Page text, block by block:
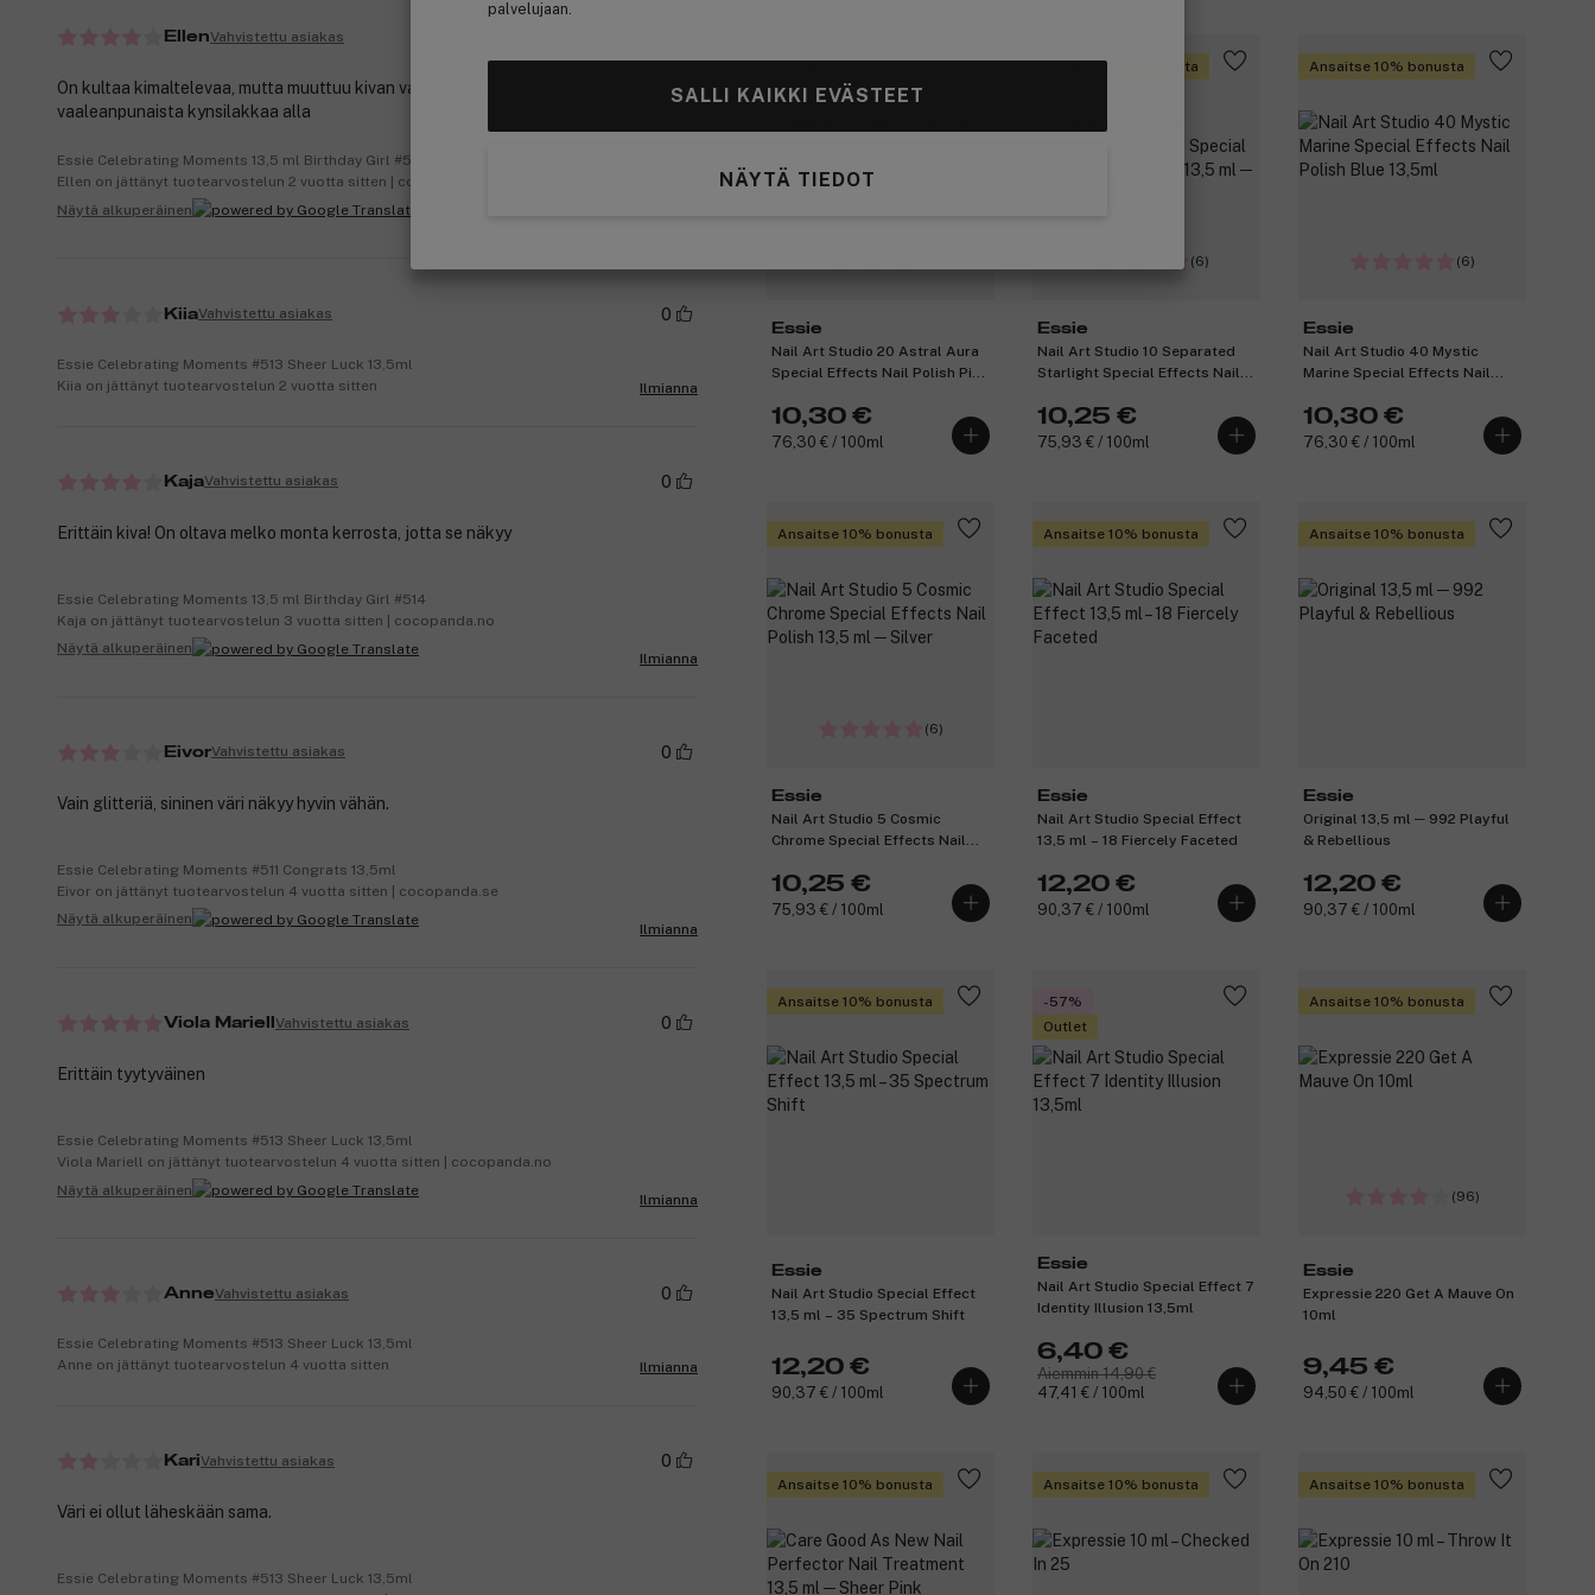
palvelujaan.
SALLI KAIKKI EVÄSTEET
NÄYTÄ TIEDOT
Ansaitse 10% bonusta
Essie
Nail Art Studio 20 Astral Aura
Special Effects Nail Polish Pink
10,30 €
76,30 € / 100ml
Ansaitse 10% bonusta
(6)
Essie
Nail Art Studio 10 Separated
Starlight Special Effects Nail
10,25 €
75,93 € / 100ml
Ansaitse 10% bonusta
(6)
Essie
Nail Art Studio 40 Mystic
Marine Special Effects Nail
10,30 €
76,30 € / 100ml
Ansaitse 10% bonusta
(6)
Essie
Nail Art Studio 5 Cosmic
Chrome Special Effects Nail
10,25 €
75,93 € / 100ml
Ansaitse 10% bonusta
Essie
Nail Art Studio Special Effect
13,5 ml – 18 Fiercely Faceted
12,20 €
90,37 € / 100ml
Ansaitse 10% bonusta
Essie
Original 13,5 ml ─ 992 Playful
& Rebellious
12,20 €
90,37 € / 100ml
Ansaitse 10% bonusta
Essie
Nail Art Studio Special Effect
13,5 ml – 35 Spectrum Shift
12,20 €
90,37 € / 100ml
-57%
Outlet
Essie
Nail Art Studio Special Effect 7
Identity Illusion 13,5ml
6,40 €
Aiemmin 14,90 €
47,41 € / 100ml
Ansaitse 10% bonusta
(96)
Essie
Expressie 220 Get A Mauve On
10ml
9,45 €
94,50 € / 100ml
Ansaitse 10% bonusta Ansaitse 10% bonusta Ansaitse 10% bonusta
EllenVahvistettu asiakas
On kultaa kimaltelevaa, mutta muuttuu kivan vaaleanpunaiseksi, jos käytät
vaaleanpunaista kynsilakkaa alla
Essie Celebrating Moments 13,5 ml Birthday Girl #514
Ellen on jättänyt tuotearvostelun 2 vuotta sitten | cocopanda.se
Näytä alkuperäinen
KiiaVahvistettu asiakas 0
Essie Celebrating Moments #513 Sheer Luck 13,5ml
Kiia on jättänyt tuotearvostelun 2 vuotta sitten
Ilmianna
KajaVahvistettu asiakas 0
Erittäin kiva! On oltava melko monta kerrosta, jotta se näkyy
Essie Celebrating Moments 13,5 ml Birthday Girl #514
Kaja on jättänyt tuotearvostelun 3 vuotta sitten | cocopanda.no
Näytä alkuperäinen
Ilmianna
EivorVahvistettu asiakas 0
Vain glitteriä, sininen väri näkyy hyvin vähän.
Essie Celebrating Moments #511 Congrats 13,5ml
Eivor on jättänyt tuotearvostelun 4 vuotta sitten | cocopanda.se
Näytä alkuperäinen
Ilmianna
Viola Mariell Vahvistettu asiakas 0
Erittäin tyytyväinen
Essie Celebrating Moments #513 Sheer Luck 13,5ml
Viola Mariell on jättänyt tuotearvostelun 4 vuotta sitten | cocopanda.no
Näytä alkuperäinen
Ilmianna
AnneVahvistettu asiakas 0
Essie Celebrating Moments #513 Sheer Luck 13,5ml
Anne on jättänyt tuotearvostelun 4 vuotta sitten
Ilmianna
KariVahvistettu asiakas 0
Väri ei ollut läheskään sama.
Essie Celebrating Moments #513 Sheer Luck 13,5ml